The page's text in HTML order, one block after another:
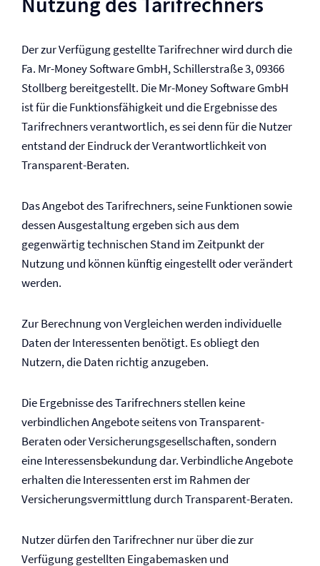
Der zur Verfügung gestellte Tarifrechner wird durch die
Fa. Mr-Money Software GmbH, Schillerstraße 3, 09366
Stollberg bereitgestellt. Die Mr-Money Software GmbH
ist für die Funktionsfähigkeit und die Ergebnisse des
Tarifrechners verantwortlich, es sei denn für die Nutzer
entstand der Eindruck der Verantwortlichkeit von
Transparent-Beraten.
Das Angebot des Tarifrechners, seine Funktionen sowie
dessen Ausgestaltung ergeben sich aus dem
gegenwärtig technischen Stand im Zeitpunkt der
Nutzung und können künftig eingestellt oder verändert
werden.
Zur Berechnung von Vergleichen werden individuelle
Daten der Interessenten benötigt. Es obliegt den
Nutzern, die Daten richtig anzugeben.
Die Ergebnisse des Tarifrechners stellen keine
verbindlichen Angebote seitens von Transparent-
Beraten oder Versicherungsgesellschaften, sondern
eine Interessensbekundung dar. Verbindliche Angebote
erhalten die Interessenten erst im Rahmen der
Versicherungsvermittlung durch Transparent-Beraten.
Nutzer dürfen den Tarifrechner nur über die zur
Verfügung gestellten Eingabemasken und